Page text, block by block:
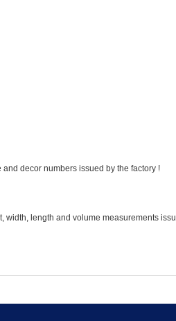
and decor numbers issued by the factory !
width, length and volume measurements